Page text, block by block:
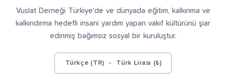
Vuslat Derneği Türkiye'de ve dünyada eğitim, kalkınma ve
kalkındırma hedefli insani yardım yapan vakıf kültürünü şiar
edinmiş bağımsız sosyal bir kuruluştur.
Türkçe (TR) - Türk Lirası (₺)